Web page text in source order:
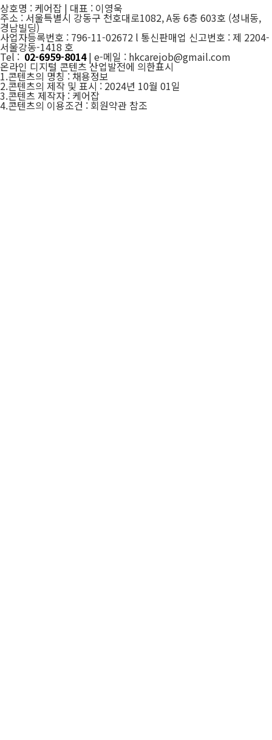
상호명 : 케어잡 | 대표 : 이영욱
주소 : 서울특별시 강동구 천호대로1082, A동 6층 603호 (성내동,
경남빌딩)
사업자등록번호 : 796-11-02672 l 통신판매업 신고번호 : 제 2204-
서울강동-1418 호
Tel : 02-6959-8014| e-메일 : hkcarejob@gmail.com
온라인 디지털 콘텐츠 산업발전에 의한표시
1.콘텐츠의 명칭 : 채용정보
2.콘텐츠의 제작 및 표시 : 2024년 10월 01일
3.콘텐츠 제작자 : 케어잡
4.콘텐츠의 이용조건 : 회원약관 참조